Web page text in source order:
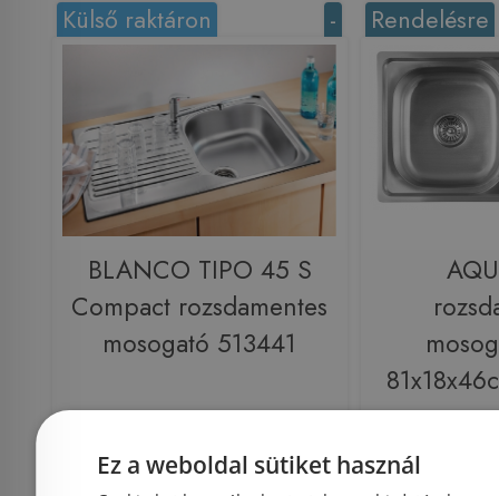
-
Külső raktáron
BLANCO TIPO 45 S
Compact rozsdamentes
mosogató 513441
Azonosító: 191845
Rendelésre
Ez a weboldal sütiket használ